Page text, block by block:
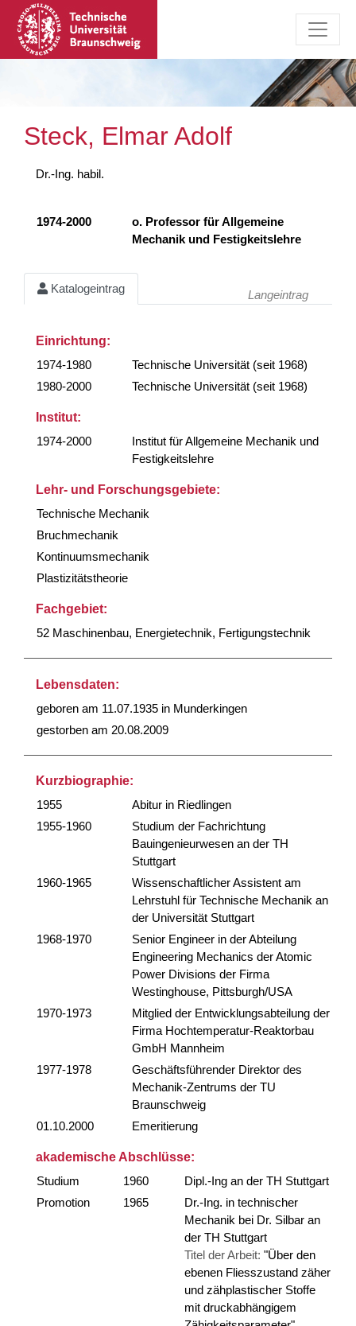
Steck, Elmar Adolf
Dr.-Ing. habil.
1974-2000
o. Professor für Allgemeine
Mechanik und Festigkeitslehre
Katalogeintrag Langeintrag
Einrichtung:
1974-1980
Technische Universität (seit 1968)
1980-2000
Technische Universität (seit 1968)
Institut:
1974-2000
Institut für Allgemeine Mechanik und
Festigkeitslehre
Lehr- und Forschungsgebiete:
Technische Mechanik
Bruchmechanik
Kontinuumsmechanik
Plastizitätstheorie
Fachgebiet:
52 Maschinenbau, Energietechnik, Fertigungstechnik
Lebensdaten:
geboren am 11.07.1935 in Munderkingen
gestorben am 20.08.2009
Kurzbiographie:
1955
Abitur in Riedlingen
1955-1960
Studium der Fachrichtung
Bauingenieurwesen an der TH
Stuttgart
1960-1965
Wissenschaftlicher Assistent am
Lehrstuhl für Technische Mechanik an
der Universität Stuttgart
1968-1970
Senior Engineer in der Abteilung
Engineering Mechanics der Atomic
Power Divisions der Firma
Westinghouse, Pittsburgh/USA
1970-1973
Mitglied der Entwicklungsabteilung der
Firma Hochtemperatur-Reaktorbau
GmbH Mannheim
1977-1978
Geschäftsführender Direktor des
Mechanik-Zentrums der TU
Braunschweig
01.10.2000
Emeritierung
akademische Abschlüsse:
Studium
1960
Dipl.-Ing an der TH Stuttgart
Promotion
1965
Dr.-Ing. in technischer
Mechanik bei Dr. Silbar an
der TH Stuttgart
Titel der Arbeit: "Über den
ebenen Fliesszustand zäher
und zähplastischer Stoffe
mit druckabhängigem